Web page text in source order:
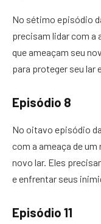
No sétimo episódio
precisam lidar com a
que ameaçam seu
para proteger seu lar
Episódio 8
No oitavo episódio
com a ameaça de
novo lar. Eles
e enfrentar seus
Episódio 11